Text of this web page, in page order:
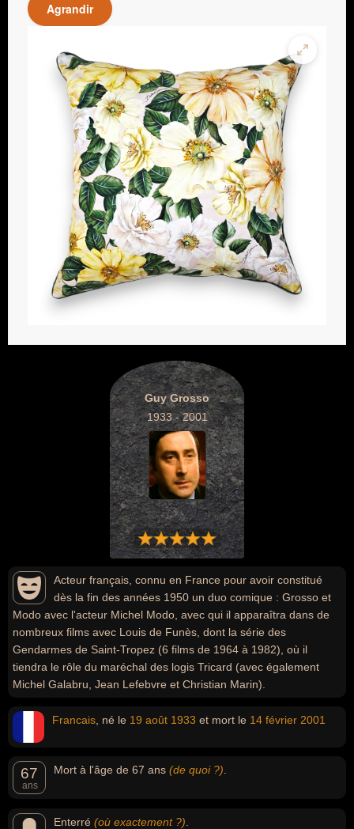
Agrandir
Guy Grosso
1933 - 2001
Acteur français, connu en France pour avoir constitué
dès la fin des années 1950 un duo comique : Grosso et
Modo avec l'acteur Michel Modo, avec qui il apparaîtra dans de
nombreux films avec Louis de Funès, dont la série des
Gendarmes de Saint-Tropez (6 films de 1964 à 1982), où il
tiendra le rôle du maréchal des logis Tricard (avec également
Michel Galabru, Jean Lefebvre et Christian Marin).
Francais , né le 19 août 1933 et mort le 14 février 2001
67
ans
Mort à l'âge de 67 ans (de quoi ?)
Enterré (où exactement ?)